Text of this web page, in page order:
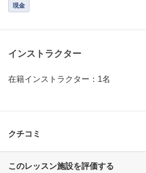
現金
インストラクター
在籍インストラクター：1名
クチコミ
このレッスン施設を評価する